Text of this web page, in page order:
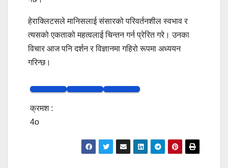
हेराक्लिटसले मानिसलाई संसारको परिवर्तनशील स्वभाव र
त्यसको एकताको महत्वलाई चिन्तन गर्न प्रेरित गरे। उनका
विचार आज पनि दर्शन र विज्ञानमा गहिरो रूपमा अध्ययन
गरिन्छ।
क्रमश :
4o